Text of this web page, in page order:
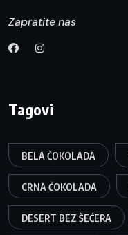
Zapratite nas
Tagovi
BELA ČOKOLADA
CRNA ČOKOLADA
DESERT BEZ ŠEĆERA